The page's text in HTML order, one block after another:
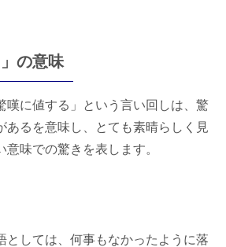
の意味
嘆に値する」という言い回しは、驚
あるを意味し、とても素晴らしく見
味での驚きを表します。
としては、何事もなかったように落